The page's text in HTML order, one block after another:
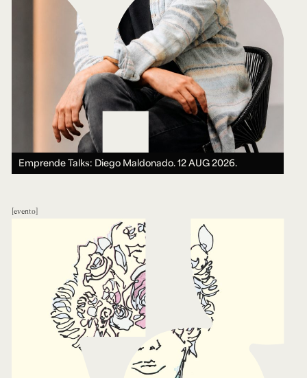
Emprende Talks: Diego Maldonado.12 AUG 2026.
evento